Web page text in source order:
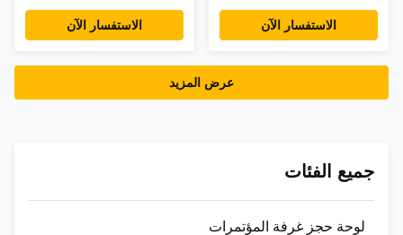
IP65 مقاوم للماء مقاوم
الاستفسار الآن
جهاز لوحة ذكية المحطة
الاستفسار الآن
عرض المزيد
جميع الفئات
لوحة حجز غرفة المؤتمرات